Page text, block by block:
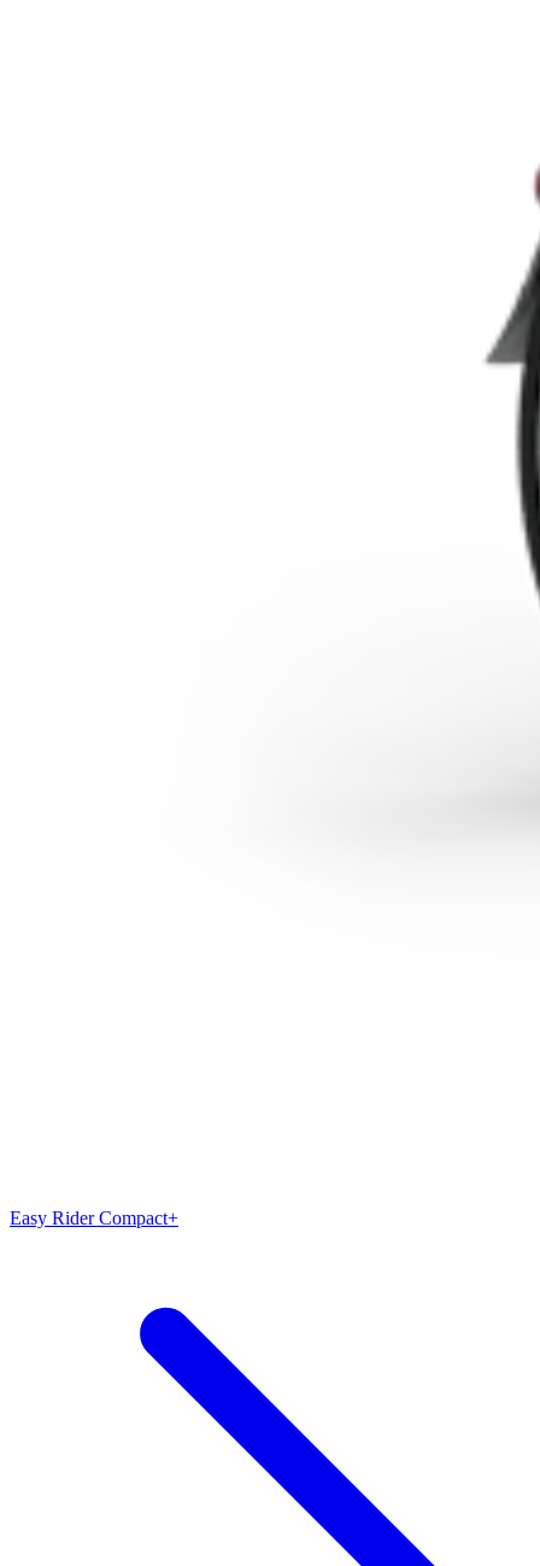
Easy Rider Compact+